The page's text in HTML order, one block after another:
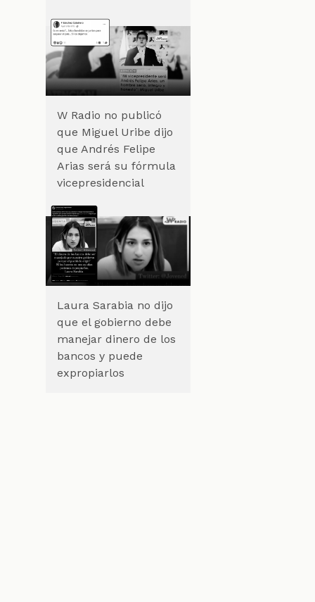
W Radio no publicó
que Miguel Uribe dijo
que Andrés Felipe
Arias será su fórmula
vicepresidencial
Laura Sarabia no dijo
que el gobierno debe
manejar dinero de los
bancos y puede
expropiarlos